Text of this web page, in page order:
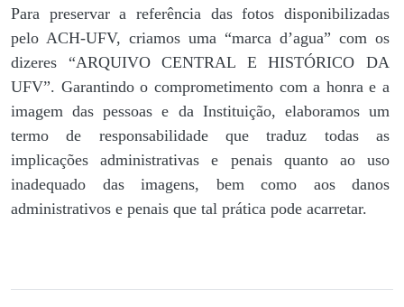
Para preservar a referência das fotos disponibilizadas
pelo ACH-UFV, criamos uma “marca d’agua” com os
dizeres “ARQUIVO CENTRAL E HISTÓRICO DA
UFV”. Garantindo o comprometimento com a honra e a
imagem das pessoas e da Instituição, elaboramos um
termo de responsabilidade que traduz todas as
implicações administrativas e penais quanto ao uso
inadequado das imagens, bem como aos danos
administrativos e penais que tal prática pode acarretar.